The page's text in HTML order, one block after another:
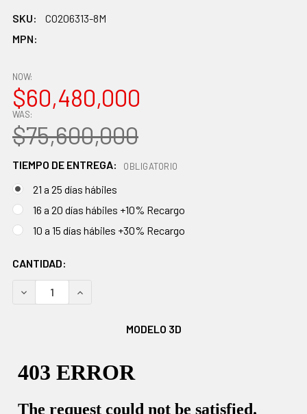
SKU:
CO206313-8M
MPN:
NOW:
$60,480,000
WAS:
$75,600,000
TIEMPO DE ENTREGA: OBLIGATORIO
21 a 25 días hábiles
16 a 20 días hábiles +10% Recargo
10 a 15 días hábiles +30% Recargo
EXISTENCIAS
ACTUALES:
CANTIDAD:
DISMINUIR CANTIDAD:AUMENTAR CANTIDAD:
MODELO 3D